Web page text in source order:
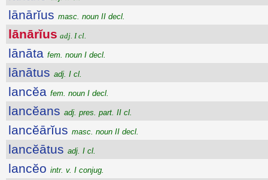
lānārĭus masc. noun II decl.
lānārĭus adj. I cl.
lānāta fem. noun I decl.
lānātus adj. I cl.
lancĕa fem. noun I decl.
lancĕans adj. pres. part. II cl.
lancĕārĭus masc. noun II decl.
lancĕātus adj. I cl.
lancĕo intr. v. I conjug.